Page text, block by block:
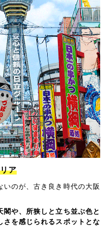
ア
のが、古き良き時代の大阪
や、所狭しと立ち並ぶ色と
さを感じられるスポットとな